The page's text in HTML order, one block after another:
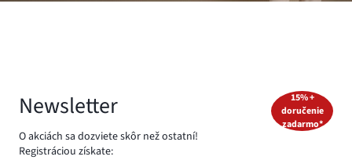
Newsletter
O akciách sa dozviete skôr než ostatní!
Registráciou získate:
15% +
doručenie
zadarmo*